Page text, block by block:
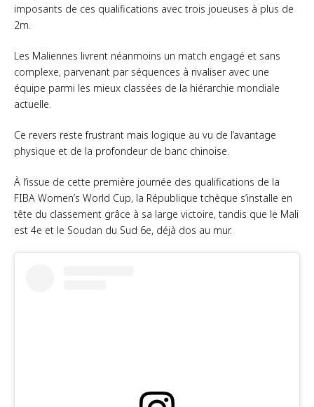
imposants de ces qualifications avec trois joueuses à plus de
2m.
Les Maliennes livrent néanmoins un match engagé et sans
complexe, parvenant par séquences à rivaliser avec une
équipe parmi les mieux classées de la hiérarchie mondiale
actuelle.
Ce revers reste frustrant mais logique au vu de l’avantage
physique et de la profondeur de banc chinoise.
À l’issue de cette première journée des qualifications de la
FIBA Women’s World Cup, la République tchèque s’installe en
tête du classement grâce à sa large victoire, tandis que le Mali
est 4e et le Soudan du Sud 6e, déjà dos au mur.